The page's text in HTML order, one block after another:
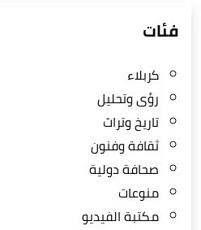
فئات
كربلاء
رؤى وتحليل
تاريخ وتراث
ثقافة وفنون
صحافة دولية
منوعات
مكتبة الفيديو